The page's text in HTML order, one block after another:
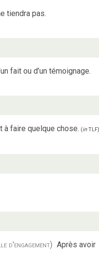
tiendra pas.
fait ou d’un témoignage.
à faire quelque chose. (inTLF
d'engagement) Après avoir